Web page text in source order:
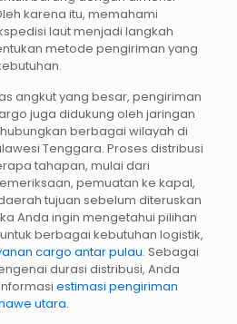
karena itu, memahami
laut menjadi langkah
metode pengiriman yang
angkut yang besar, pengiriman
juga didukung oleh jaringan
berbagai wilayah di
Tenggara. Proses distribusi
tahapan, mulai dari
pemuatan ke kapal,
tujuan sebelum diteruskan
Anda ingin mengetahui pilihan
berbagai kebutuhan logistik,
cargo antar pulau. Sebagai
durasi distribusi, Anda
estimasi pengiriman
utara.